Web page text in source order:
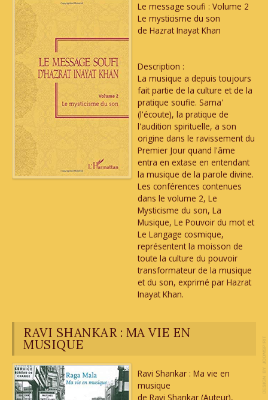
Le message soufi : Volume 2
Le mysticisme du son
de Hazrat Inayat Khan
Description :
La musique a depuis toujours
fait partie de la culture et de la
pratique soufie. Sama'
(l'écoute), la pratique de
l'audition spirituelle, a son
origine dans le ravissement du
Premier Jour quand l'âme
entra en extase en entendant
la musique de la parole divine.
Les conférences contenues
dans le volume 2, Le
Mysticisme du son, La
Musique, Le Pouvoir du mot et
Le Langage cosmique,
représentent la moisson de
toute la culture du pouvoir
transformateur de la musique
et du son, exprimé par Hazrat
Inayat Khan.
RAVI SHANKAR : MA VIE EN
MUSIQUE
Ravi Shankar : Ma vie en
musique
de Ravi Shankar (Auteur),